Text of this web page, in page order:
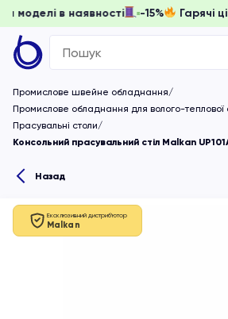
доки моделі в наявності -15%
Search
for:
Промислове швейне обладнання
Промислове обладнання для волого-теплової
Прасувальні столи
Консольний прасувальний стіл Malkan
Назад
Ексклюзивний дистриб'ютор
Malkan